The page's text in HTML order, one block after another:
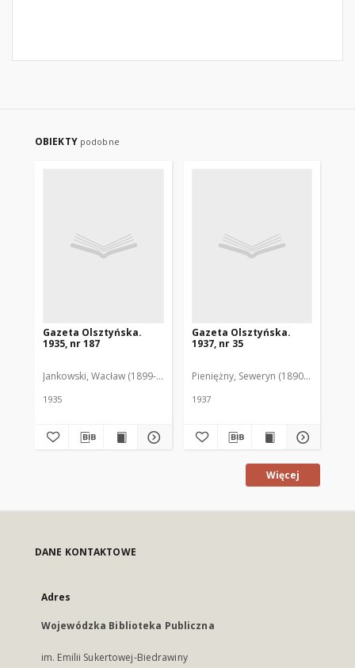
OBIEKTY podobne
Gazeta Olsztyńska.
1935, nr 187
Jankowski, Wacław (1899-1975). Red.
1935
Gazeta Olsztyńska.
1937, nr 35
Pieniężny, Seweryn (1890-1940). Red.
1937
Więcej
DANE KONTAKTOWE
Adres
Wojewódzka Biblioteka Publiczna
im. Emilii Sukertowej-Biedrawiny